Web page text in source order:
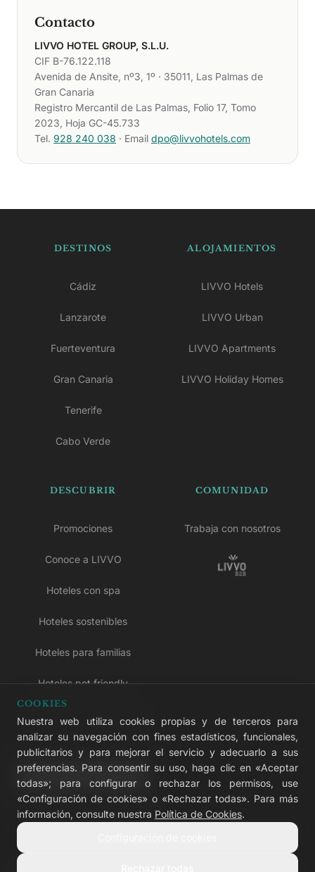
Contacto
LIVVO HOTEL GROUP, S.L.U.
CIF B-76.122.118
Avenida de Ansite, nº3, 1º · 35011, Las Palmas de
Gran Canaria
Registro Mercantil de Las Palmas, Folio 17, Tomo
2023, Hoja GC-45.733
Tel. 928 240 038 · Email dpo@livvohotels.com
DESTINOS
Cádiz
Lanzarote
Fuerteventura
Gran Canaria
Tenerife
Cabo Verde
ALOJAMIENTOS
LIVVO Hotels
LIVVO Urban
LIVVO Apartments
LIVVO Holiday Homes
DESCUBRIR
Promociones
Conoce a LIVVO
Hoteles con spa
Hoteles sostenibles
Hoteles para familias
Hoteles pet friendly
Hoteles todo incluido
COMUNIDAD
Trabaja con nosotros
COOKIES
Nuestra web utiliza cookies propias y de terceros para
analizar su navegación con fines estadísticos, funcionales,
publicitarios y para mejorar el servicio y adecuarlo a sus
preferencias. Para consentir su uso, haga clic en «Aceptar
todas»; para configurar o rechazar los permisos, use
«Configuración de cookies» o «Rechazar todas». Para más
información, consulte nuestra Política de Cookies.